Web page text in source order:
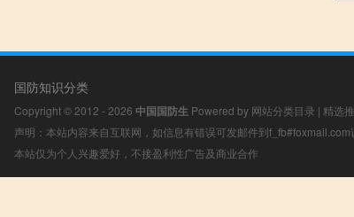
国防知识分类
Copyright © 2012 - 2026 中国国防生 Powered by 网站分类目录 | 精选
声明：本站内容来自互联网，如信息有错误可发邮件到
本站仅为个人兴趣爱好，不接盈利性广告及商业合作